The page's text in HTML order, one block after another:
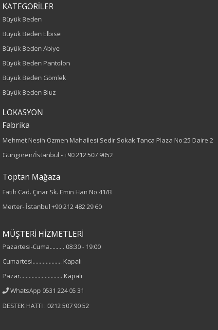
Desen
Kumaş
%100 Polyester
Cinsiyet
KATEGORİLER
Büyük Beden
Büyük Beden Elbise
Büyük Beden Abiye
Büyük Beden Pantolon
Büyük Beden Gömlek
Büyük Beden Bluz
LOKASYON
Fabrika
Mehmet Nesih Özmen Mahallesi Sedir Sokak Tanca Plaza No:25 Daire 2
Güngören/İstanbul -+90 212 507 9052
Toptan Mağaza
Fatih Cad. Çınar Sk. Emin Han No:41/B
Merter- İstanbul +90 212 482 29 60
MÜŞTERİ HİZMETLERİ
Pazartesi-Cuma.......... 08:30 - 19:00
Cumartesi.................... Kapalı
Pazar............................. Kapalı
WhatsApp 0531 224 05 31
DESTEK HATTI : 0212 507 90 52